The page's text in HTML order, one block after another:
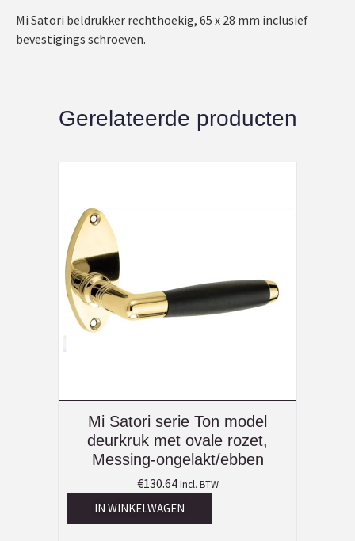
Mi Satori beldrukker rechthoekig, 65 x 28 mm inclusief
bevestigings schroeven.
Gerelateerde producten
Mi Satori serie Ton model
deurkruk met ovale rozet,
Messing-ongelakt/ebben
€130.64 Incl. BTW
IN WINKELWAGEN